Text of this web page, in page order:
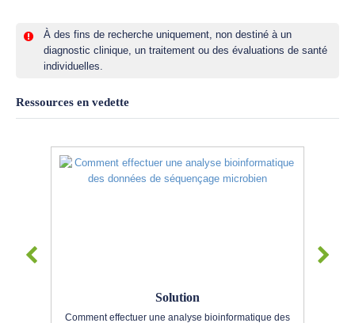
À des fins de recherche uniquement, non destiné à un
diagnostic clinique, un traitement ou des évaluations de santé
individuelles.
Ressources en vedette
Solution
Comment effectuer une analyse bioinformatique des